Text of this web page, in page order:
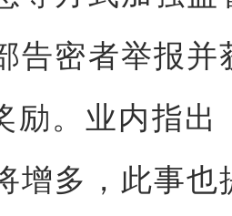
告密者举报并
。业内指出
增多，此事也